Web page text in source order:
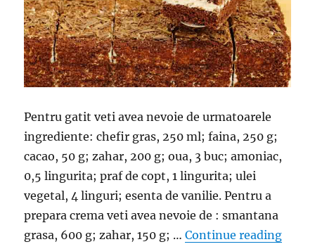
Pentru gatit veti avea nevoie de urmatoarele
ingrediente: chefir gras, 250 ml; faina, 250 g;
cacao, 50 g; zahar, 200 g; oua, 3 buc; amoniac,
0,5 lingurita; praf de copt, 1 lingurita; ulei
vegetal, 4 linguri; esenta de vanilie. Pentru a
prepara crema veti avea nevoie de : smantana
grasa, 600 g; zahar, 150 g; …Continue reading